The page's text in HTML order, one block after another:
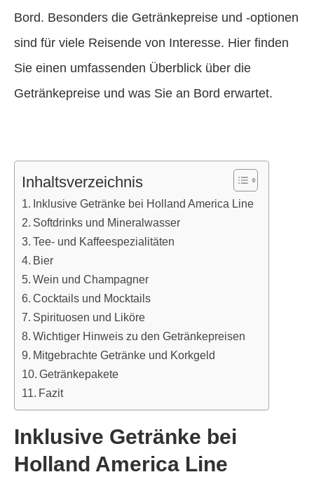
Bord. Besonders die Getränkepreise und -optionen
sind für viele Reisende von Interesse. Hier finden
Sie einen umfassenden Überblick über die
Getränkepreise und was Sie an Bord erwartet.
Inhaltsverzeichnis
Inklusive Getränke bei Holland America Line
Softdrinks und Mineralwasser
Tee- und Kaffeespezialitäten
Bier
Wein und Champagner
Cocktails und Mocktails
Spirituosen und Liköre
Wichtiger Hinweis zu den Getränkepreisen
Mitgebrachte Getränke und Korkgeld
Getränkepakete
Fazit
Inklusive Getränke bei
Holland America Line